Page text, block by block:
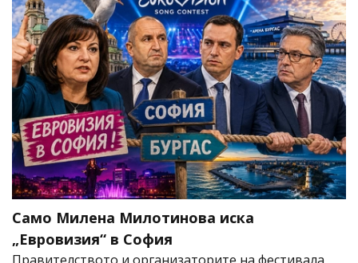
Само Милена Милотинова иска
„Евровизия“ в София